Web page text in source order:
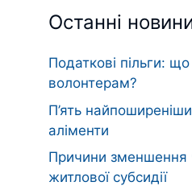
Останні
Податкові пільги:
волонтерам?
П’ять
аліменти
Причини зменшення
житлової субсидії